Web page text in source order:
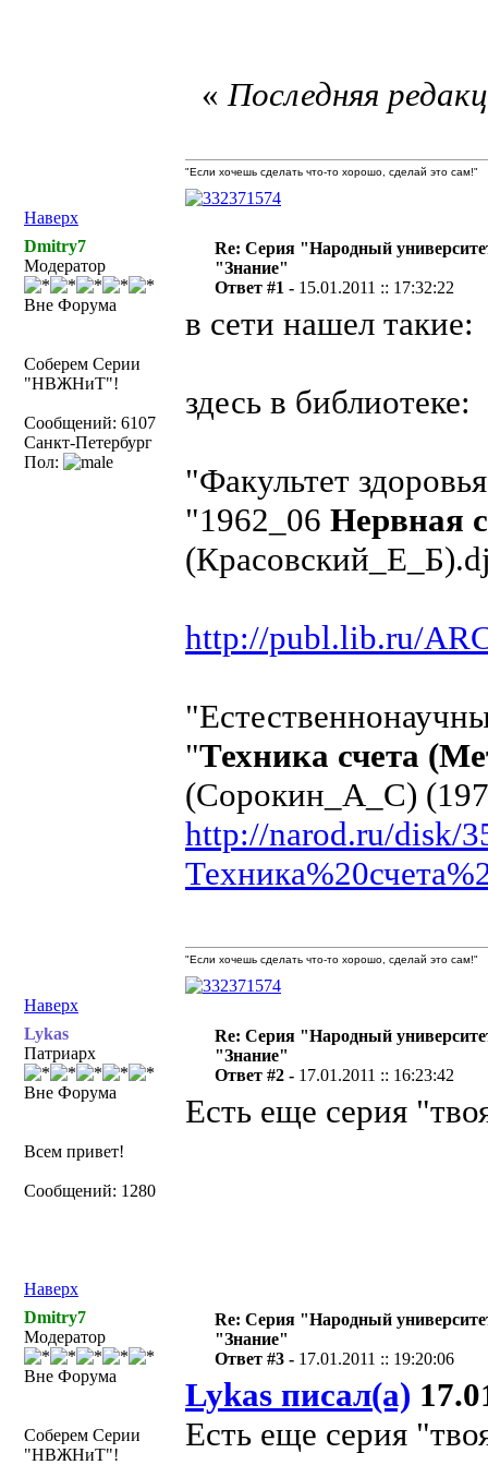
Наверх
«Последняя
"Если хочешь сделать что-то хорошо, сделай это сам!"
Dmitry7
Модератор
Вне Форума
Соберем Серии
"НВЖНиТ"!
Сообщений: 6107
Санкт-Петербург
Пол:
Re: Серия "Народный
"Знание"
Ответ #1 - 15.01.2011 :: 17:32:22
в сети нашел такие:
здесь в библиотеке:
"Факультет
"1962_06 Нервная
http://publ.lib.ru/
"Техника счета
(Сорокин_А_С)
http://narod.ru/disk/
Наверх
"Если хочешь сделать что-то хорошо, сделай это сам!"
Lykas
Патриарх
Вне Форума
Всем привет!
Сообщений: 1280
Re: Серия "Народный
"Знание"
Ответ #2 - 17.01.2011 :: 16:23:42
Есть еще серия
Наверх
Dmitry7
Модератор
Вне Форума
Соберем Серии
"НВЖНиТ"!
Re: Серия "Народный
"Знание"
Ответ #3 - 17.01.2011 :: 19:20:06
Lykas писал(а)
Есть еще серия